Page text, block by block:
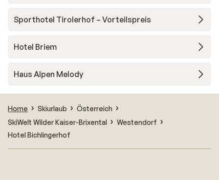
Sporthotel Tirolerhof – Vorteilspreis
Hotel Briem
Haus Alpen Melody
Home Skiurlaub
Österreich
SkiWelt Wilder Kaiser-Brixental
Westendorf
Hotel Bichlingerhof